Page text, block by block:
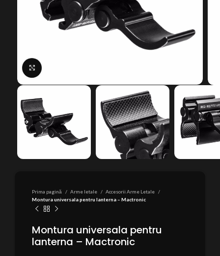
Prima pagină Arme letale
Accesorii Arme Letale
Montura universala pentru lanterna – Mactronic
Montura universala pentru
lanterna – Mactronic